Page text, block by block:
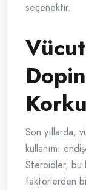
seçenektir.
Son yıllarda,
kullanımı
Steroidler, bu
faktörlerden